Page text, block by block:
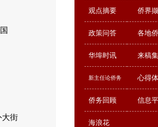
观点摘要 侨界
政策问答 各地
华埠时讯 来稿
新主任论侨务 心得
侨务回顾 信息
海浪花
街